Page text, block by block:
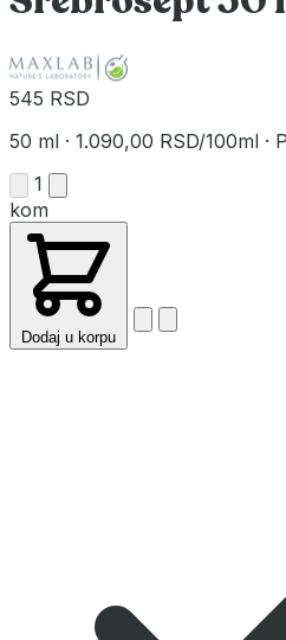
545 RSD
50 ml · 1.090,00 RSD/100ml ·
1
kom
Dodaj u korpu